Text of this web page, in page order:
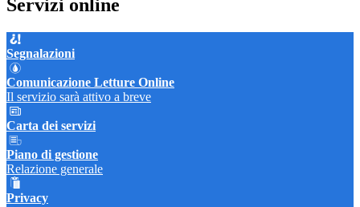
Servizi online
Segnalazioni
Comunicazione Letture Online
Il servizio sarà attivo a breve
Carta dei servizi
Piano di gestione
Relazione generale
Privacy